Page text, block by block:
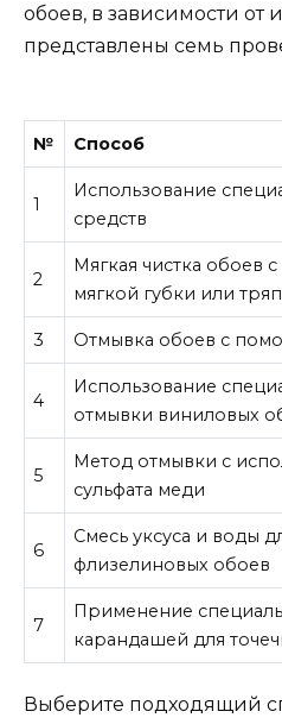
обоев, в зависимости от
представлены семь
№ Способ
1
Использование
средств
2
Мягкая чистка обоев
мягкой губки или
3 Отмывка обоев с
4
Использование
отмывки виниловых
5
Метод отмывки с
сульфата меди
6
Смесь уксуса и воды
флизелиновых обоев
7
Применение
карандашей для
Выберите подходящий